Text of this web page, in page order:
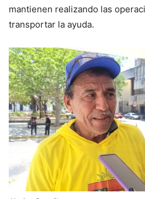
mantienen realizando las
transportar la ayuda.